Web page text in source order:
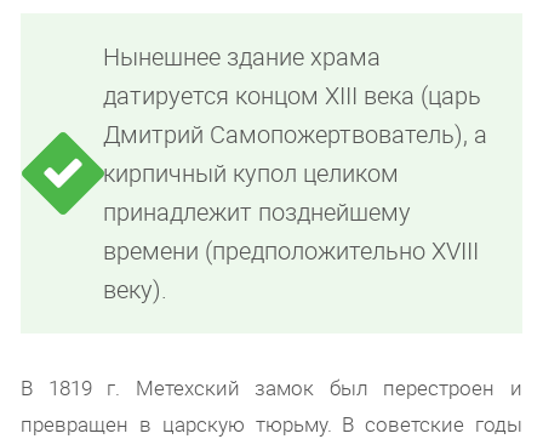
Нынешнее здание храма
датируется концом XIII века (царь
Дмитрий Самопожертвователь), а
кирпичный купол целиком
принадлежит позднейшему
времени (предположительно XVIII
веку).
В 1819 г. Метехский замок был перестроен и
превращен в царскую тюрьму. В советские годы